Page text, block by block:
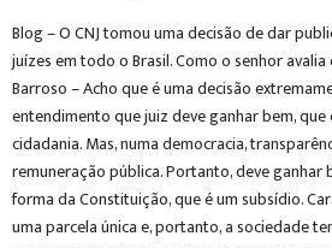
Blog – O CNJ tomou uma decisão de dar
juízes em todo o Brasil. Como o senhor avalia
Barroso – Acho que é uma decisão
entendimento que juiz deve ganhar bem, que
cidadania. Mas, numa democracia,
remuneração pública. Portanto, deve ganhar
forma da Constituição, que é um subsídio.
uma parcela única e, portanto, a sociedade